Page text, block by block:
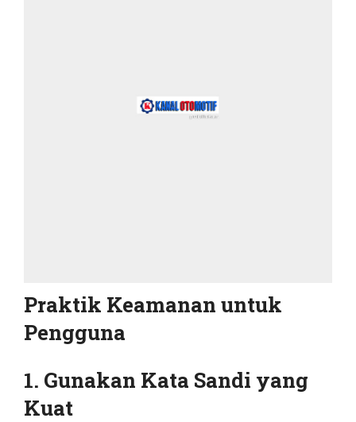
Praktik Keamanan untuk
Pengguna
1. Gunakan Kata Sandi yang
Kuat